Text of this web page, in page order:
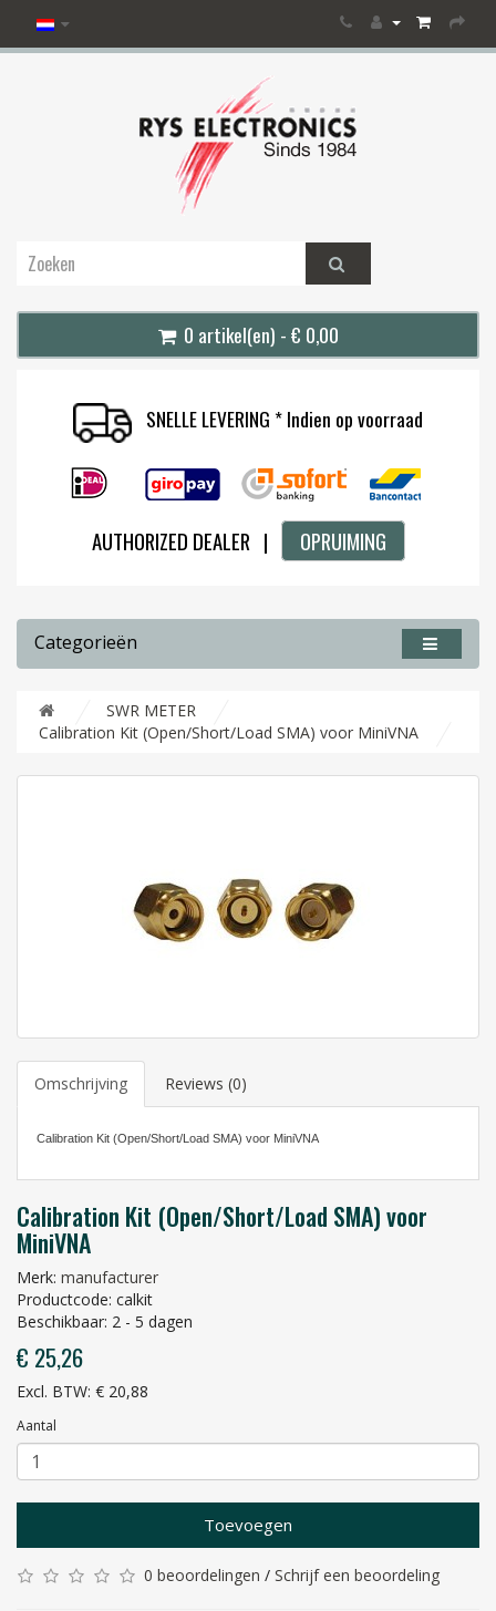
0 artikel(en) - € 0,00
SNELLE LEVERING * Indien op voorraad
AUTHORIZED DEALER | OPRUIMING
Categorieën
SWR METER
Calibration Kit (Open/Short/Load SMA) voor MiniVNA
Omschrijving Reviews (0)
Calibration Kit (Open/Short/Load SMA) voor MiniVNA
Calibration Kit (Open/Short/Load SMA) voor
MiniVNA
Merk: manufacturer
Productcode: calkit
Beschikbaar: 2 - 5 dagen
€ 25,26
Excl. BTW: € 20,88
Aantal
Toevoegen
0 beoordelingen / Schrijf een beoordeling